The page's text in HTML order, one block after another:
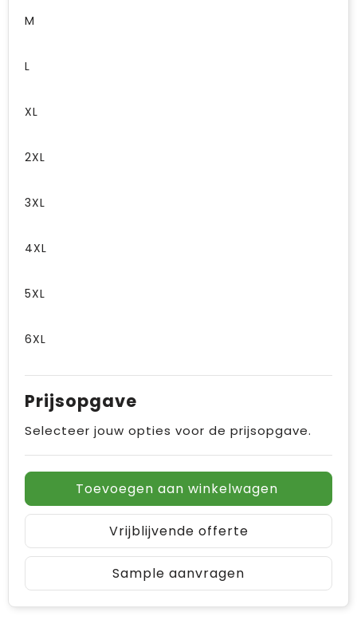
M
L
XL
2XL
3XL
4XL
5XL
6XL
Prijsopgave
Selecteer jouw opties voor de prijsopgave.
Toevoegen aan winkelwagen
Vrijblijvende offerte
Sample aanvragen